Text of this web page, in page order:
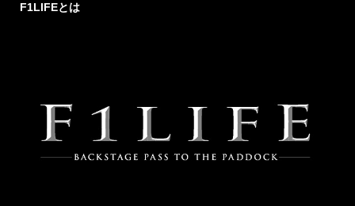
F1LIFEとは